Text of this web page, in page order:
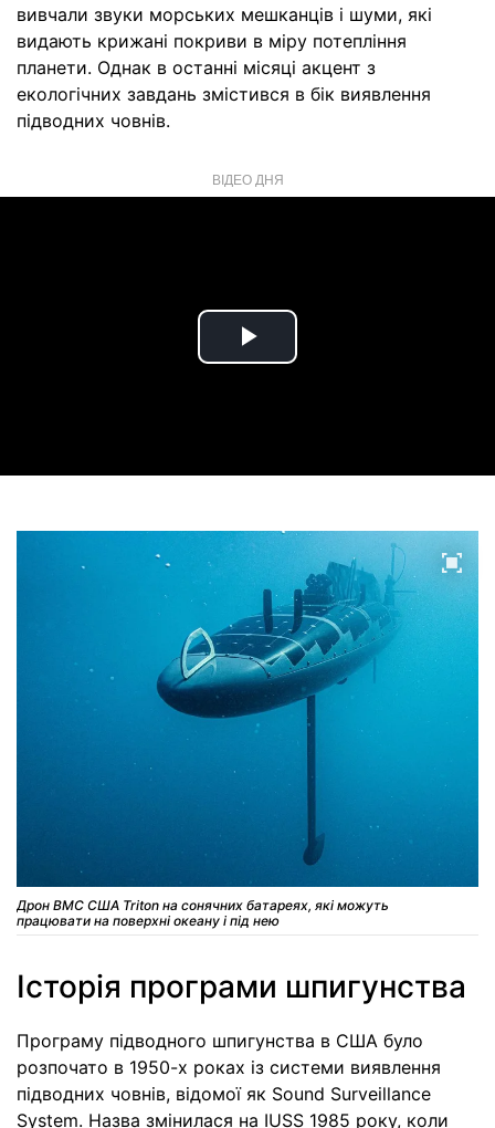
вивчали звуки морських мешканців і шуми, які
видають крижані покриви в міру потепління
планети. Однак в останні місяці акцент з
екологічних завдань змістився в бік виявлення
підводних човнів.
ВІДЕО ДНЯ
Play
Дрон ВМС США Triton на сонячних батареях, які можуть
працювати на поверхні океану і під нею
Історія програми шпигунства
Програму підводного шпигунства в США було
розпочато в 1950-х роках із системи виявлення
підводних човнів, відомої як Sound Surveillance
System. Назва змінилася на IUSS 1985 року, коли